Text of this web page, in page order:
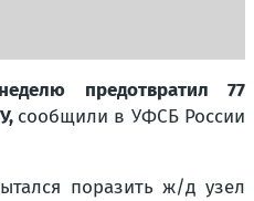
предотвратил 77
сообщили в УФСБ России
поразить ж/д узел